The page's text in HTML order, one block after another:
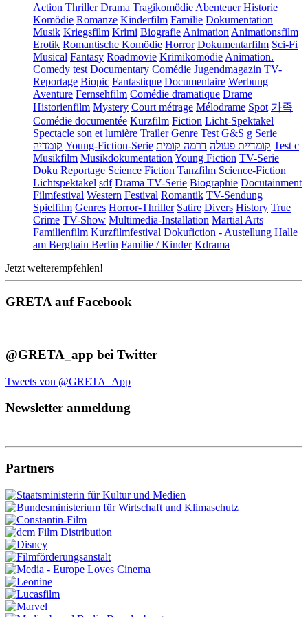
Action Thriller Drama Tragikomödie Abenteuer Historie
Komödie Romanze Kinderfilm Familie Dokumentation
Musik Kriegsfilm Krimi Biografie Animation Animationsfilm
Erotik Romantische Komödie Horror Dokumentarfilm Sci-Fi
Musical Fantasy Roadmovie Krimikomödie Animation.
Comedy test Documentary Comédie Jugendmagazin TV-
Reportage Biopic Fantastique Documentaire Werbung
Aventure Fernsehfilm Comédie dramatique Drame
Historienfilm Mystery Court métrage Mélodrame Spot 가족
Comédie documentée Kurzfilm Fiction Licht-Spektakel
Spectacle son et lumière Trailer Genre Test G&S g Serie
קומדיה Young-Fiction-Serie קומדיית פעולה דרמה קומית
Test c
Musikfilm Musikdokumentation Young Fiction TV-Serie
Doku Reportage Science Fiction Tanzfilm Science-Fiction
Lichtspektakel sdf Drama TV-Serie Biographie Docutainment
Filmfestival Western Festival Romantik TV-Sendung
Spielfilm Genres Horror-Thriller Satire Divers History True
Crime TV-Show Multimedia-Installation Martial Arts
Familienfilm Kurzfilmfestival Dokufiction - Austellung Halle
am Berghain Berlin Familie / Kinder Kdrama
Jetzt weiterempfehlen!
GRETA auf Facebook
@GRETA_app bei Twitter
Tweets von @GRETA_App
Newsletter anmeldung
Partners